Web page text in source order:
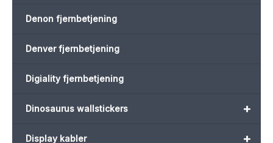
Denon fjernbetjening
Denver fjernbetjening
Digiality fjernbetjening
+
Dinosaurus wallstickers
+
Display kabler